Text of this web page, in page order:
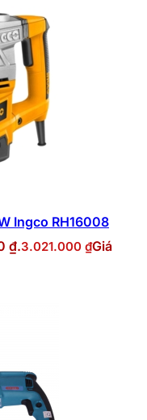
Ingco RH16008
₫.3.021.000 ₫Giá